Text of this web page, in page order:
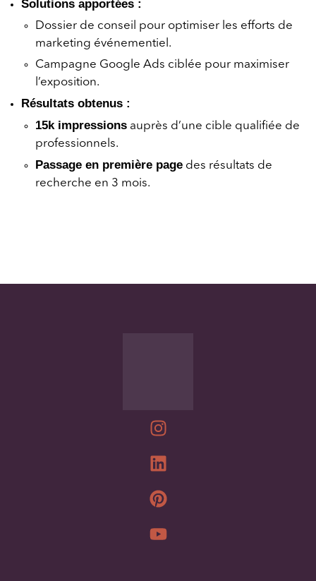
Solutions apportées :
Dossier de conseil pour optimiser les efforts de
marketing événementiel.
Campagne Google Ads ciblée pour maximiser
l’exposition.
Résultats obtenus :
15k impressions auprès d’une cible qualifiée de
professionnels.
Passage en première page des résultats de
recherche en 3 mois.